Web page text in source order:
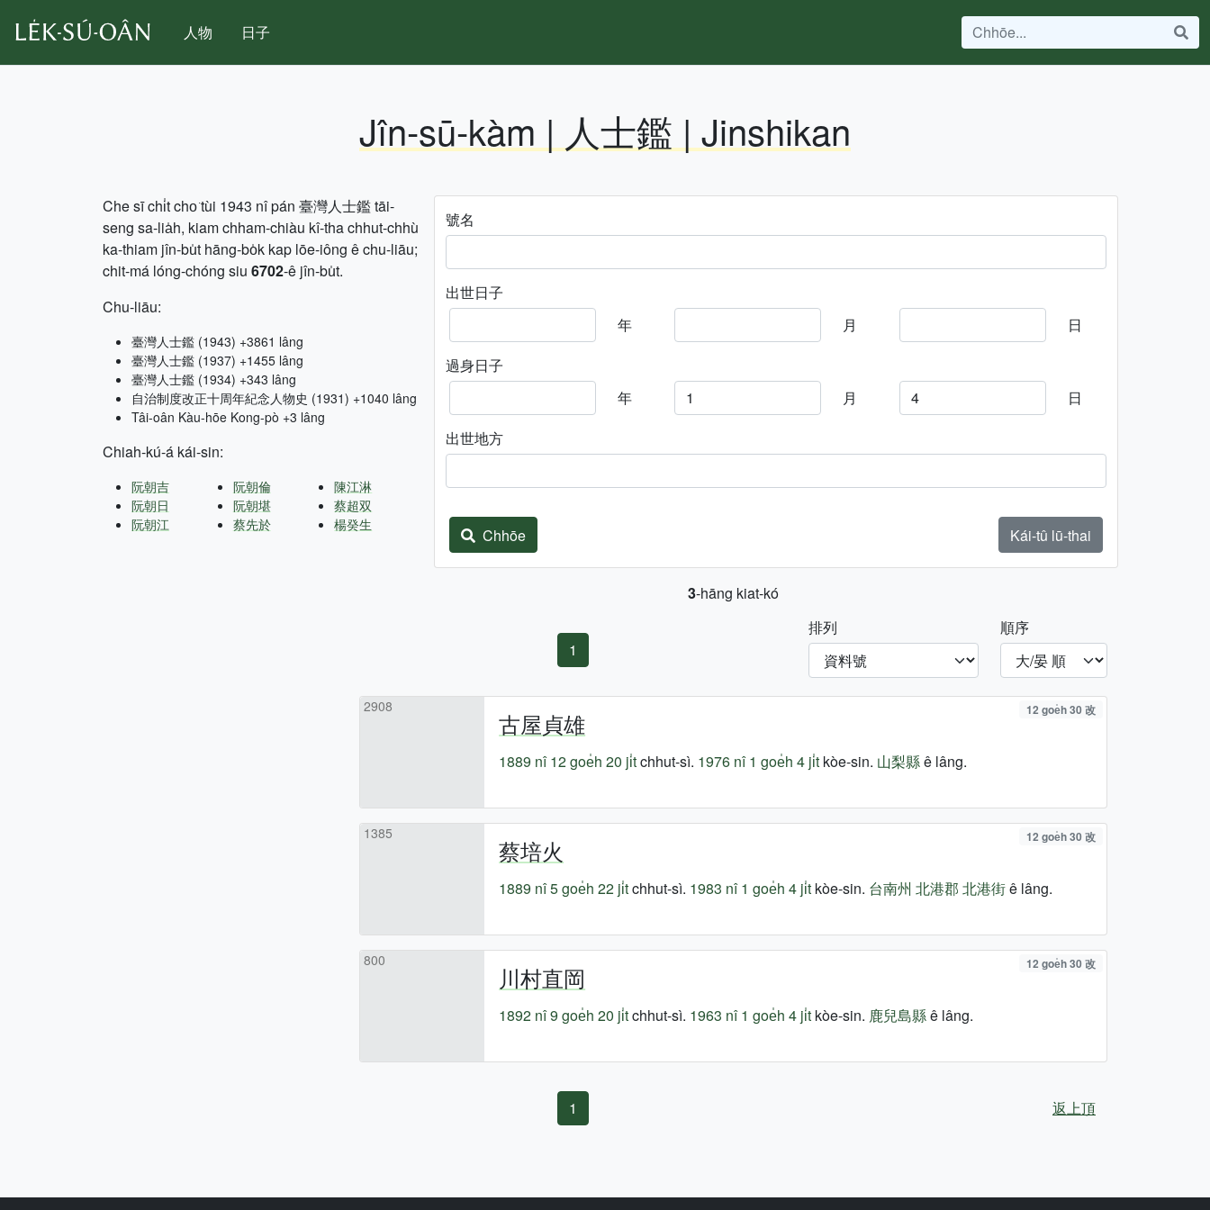
人物 日子
Jîn-sū-kàm | 人士鑑 | Jinshikan
Che sī chi̍t cho͘ tùi 1943 nî pán 臺灣人士鑑 tāi-
seng sa-lia̍h, kiam chham-chiàu kî-tha chhut-chhù
ka-thiam jîn-bu̍t hāng-bo̍k kap lōe-iông ê chu-liāu;
chit-má lóng-chóng siu 6702-ê jîn-bu̍t.
Chu-liāu:
臺灣人士鑑 (1943) +3861 lâng
臺灣人士鑑 (1937) +1455 lâng
臺灣人士鑑 (1934) +343 lâng
自治制度改正十周年紀念人物史 (1931) +1040 lâng
Tâi-oân Kàu-hōe Kong-pò +3 lâng
Chiah-kú-á kái-sin:
阮朝吉
阮朝日
阮朝江
阮朝倫
阮朝堪
蔡先於
陳江淋
蔡超双
楊癸生
號名
出世日子
年
月
日
過身日子
年
月
日
出世地方
Chhōe Kái-tû lū-thai
3-hāng kiat-kó
1
排列 順序
2908
古屋貞雄 12 goe̍h 30 改
1889 nî 12 goe̍h 20 ji̍tchhut-sì. 1976 nî 1 goe̍h 4 ji̍t kòe-sin. 山梨縣ê lâng.
1385
蔡培火 12 goe̍h 30 改
1889 nî5 goe̍h 22 ji̍tchhut-sì. 1983 nî 1 goe̍h 4 ji̍t kòe-sin. 台南州 北港郡 北港街ê lâng.
800
川村直岡 12 goe̍h 30 改
1892 nî9 goe̍h 20 ji̍tchhut-sì. 1963 nî 1 goe̍h 4 ji̍t kòe-sin. 鹿兒島縣ê lâng.
1 返上頂